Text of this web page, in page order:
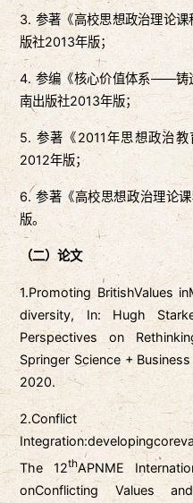
3. 参著《高校思想政治理论
版社2013年版；
4. 参编《核心价值体系——铸
南出版社2013年版；
5. 参著《2011年思想政治
2012年版；
6. 参著《高校思想政治理论
版。
（二）论文
1.Promoting BritishValues
diversity, In: Hugh
Perspectives on
Springer Science +
2020.
The 12thAPNME
onConflicting Values